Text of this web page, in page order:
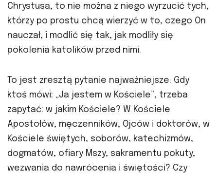
Chrystusa, to nie można z niego wyrzucić tych,
którzy po prostu chcą wierzyć w to, czego On
nauczał, i modlić się tak, jak modliły się
pokolenia katolików przed nimi.
To jest zresztą pytanie najważniejsze. Gdy
ktoś mówi: „Ja jestem w Kościele”, trzeba
zapytać: w jakim Kościele? W Kościele
Apostołów, męczenników, Ojców i doktorów, w
Kościele świętych, soborów, katechizmów,
dogmatów, ofiary Mszy, sakramentu pokuty,
wezwania do nawrócenia i świętości? Czy